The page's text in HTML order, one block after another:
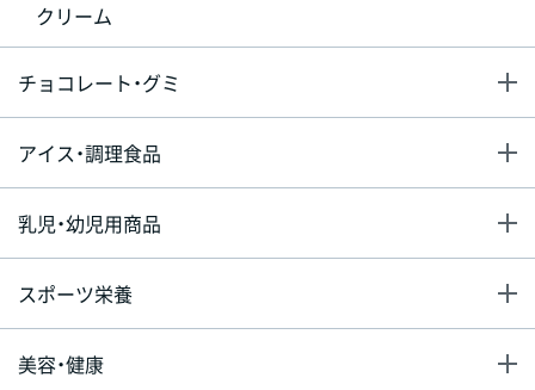
クリーム
チョコレート・グミ
アイス・調理食品
乳児・幼児用商品
スポーツ栄養
美容・健康